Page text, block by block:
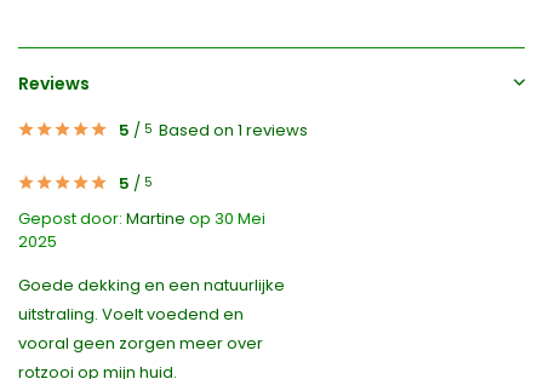
Reviews
5 / 5 Based on 1 reviews
5 / 5
Gepost door: Martine op 30 Mei
2025
Goede dekking en een natuurlijke
uitstraling. Voelt voedend en
vooral geen zorgen meer over
rotzooi op mijn huid.